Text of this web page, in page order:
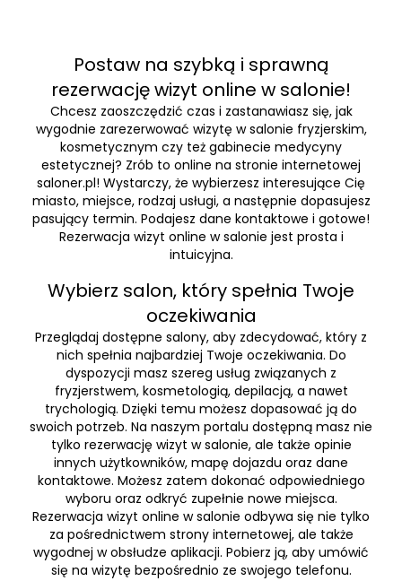
Postaw na szybką i sprawną
rezerwację wizyt online w salonie!
Chcesz zaoszczędzić czas i zastanawiasz się, jak
wygodnie zarezerwować wizytę w salonie fryzjerskim,
kosmetycznym czy też gabinecie medycyny
estetycznej? Zrób to online na stronie internetowej
saloner.pl! Wystarczy, że wybierzesz interesujące Cię
miasto, miejsce, rodzaj usługi, a następnie dopasujesz
pasujący termin. Podajesz dane kontaktowe i gotowe!
Rezerwacja wizyt online w salonie jest prosta i
intuicyjna.
Wybierz salon, który spełnia Twoje
oczekiwania
Przeglądaj dostępne salony, aby zdecydować, który z
nich spełnia najbardziej Twoje oczekiwania. Do
dyspozycji masz szereg usług związanych z
fryzjerstwem, kosmetologią, depilacją, a nawet
trychologią. Dzięki temu możesz dopasować ją do
swoich potrzeb. Na naszym portalu dostępną masz nie
tylko rezerwację wizyt w salonie, ale także opinie
innych użytkowników, mapę dojazdu oraz dane
kontaktowe. Możesz zatem dokonać odpowiedniego
wyboru oraz odkryć zupełnie nowe miejsca.
Rezerwacja wizyt online w salonie odbywa się nie tylko
za pośrednictwem strony internetowej, ale także
wygodnej w obsłudze aplikacji. Pobierz ją, aby umówić
się na wizytę bezpośrednio ze swojego telefonu.